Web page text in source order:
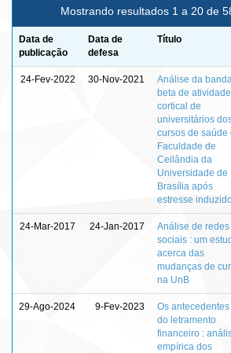
Mostrando resultados 1 a 20 de
Data de
publicação
Data de
defesa
Título
24-Fev-2022 30-Nov-2021
Análise da banda
beta de atividade
cortical de
universitários
cursos de saúde
Faculdade de
Ceilândia da
Universidade de
Brasília após
estresse
24-Mar-2017 24-Jan-2017
Análise de redes
sociais : um
acerca das
mudanças de
na UnB
29-Ago-2024 9-Fev-2023
Os antecedentes
do letramento
financeiro :
empírica dos